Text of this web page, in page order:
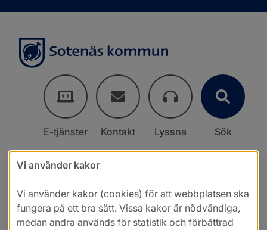
E-tjänster Kontakt Lyssna Sök
Vi använder kakor
Vi använder kakor (cookies) för att webbplatsen ska
fungera på ett bra sätt. Vissa kakor är nödvändiga,
medan andra används för statistik och förbättrad